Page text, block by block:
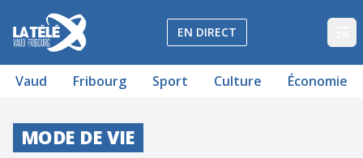
La Télé - Télévision régionale Vaud et Fribourg
EN DIRECT
Vaud Fribourg Sport Culture Économie
MODE DE VIE